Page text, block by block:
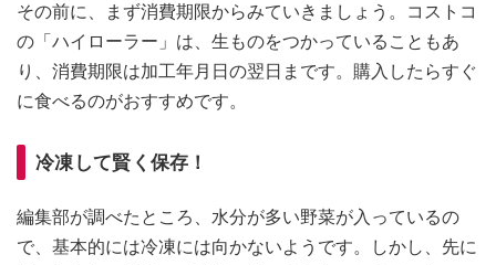
その前に、まず消費期限からみていきましょう。コストコ
の「ハイローラー」は、生ものをつかっていることもあ
り、消費期限は加工年月日の翌日まです。購入したらすぐ
に食べるのがおすすめです。
冷凍して賢く保存！
編集部が調べたところ、水分が多い野菜が入っているの
で、基本的には冷凍には向かないようです。しかし、先に